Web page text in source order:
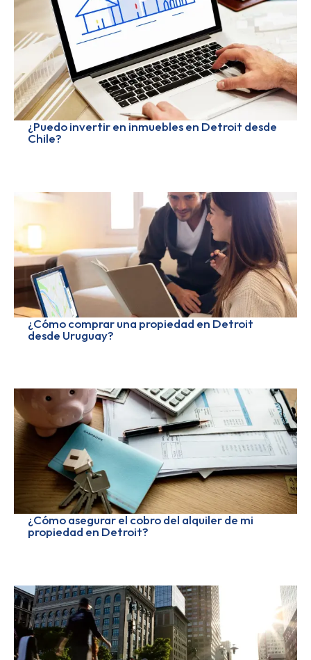
¿Puedo invertir en inmuebles en Detroit desde
Chile?
¿Cómo comprar una propiedad en Detroit
desde Uruguay?
¿Cómo asegurar el cobro del alquiler de mi
propiedad en Detroit?